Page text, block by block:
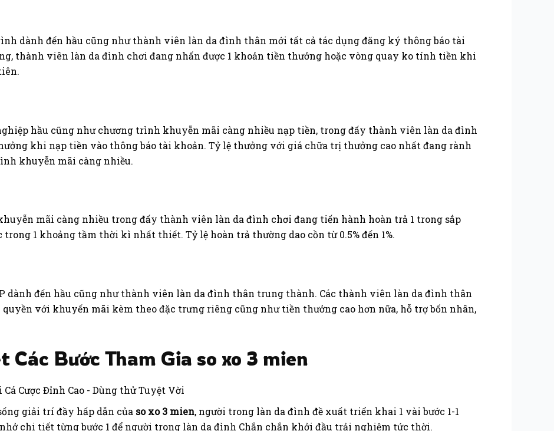
dành đến hầu cũng như thành viên làn da đình thân mới tất cả tác dụng đăng ký thông báo tài
thành viên làn da đình chơi đang nhấn được 1 khoản tiền thưởng hoặc vòng quay ko tính tiền khi
hầu cũng như chương trình khuyễn mãi càng nhiều nạp tiền, trong đấy thành viên làn da đình
khi nạp tiền vào thông báo tài khoản. Tỷ lệ thưởng với giá chữa trị thưởng cao nhất đang rành
khuyễn mãi càng nhiều.
mãi càng nhiều trong đấy thành viên làn da đình chơi đang tiến hành hoàn trả 1 trong sắp
1 khoảng tầm thời kì nhất thiết. Tỷ lệ hoàn trả thường dao cồn từ 0.5% đến 1%.
dành đến hầu cũng như thành viên làn da đình thân trung thành. Các thành viên làn da đình thân
với khuyến mãi kèm theo đặc trưng riêng cũng như tiền thưởng cao hơn nữa, hỗ trợ bốn nhân,
Các Bước Tham Gia so xo 3 mien
giải trí đầy hấp dẫn của so xo 3 mien, người trong làn da đình đề xuất triển khai 1 vài bước 1-1
chi tiết từng bước 1 để người trong làn da đình Chắn chắn khởi đầu trải nghiệm tức thời.